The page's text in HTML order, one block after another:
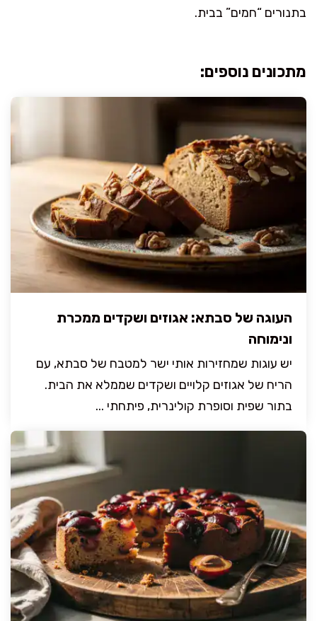
בתנורים “חמים” בבית.
מתכונים נוספים:
העוגה של סבתא: אגוזים ושקדים ממכרת
ונימוחה
יש עוגות שמחזירות אותי ישר למטבח של סבתא, עם
הריח של אגוזים קלויים ושקדים שממלא את הבית.
בתור שפית וסופרת קולינרית, פיתחתי ...